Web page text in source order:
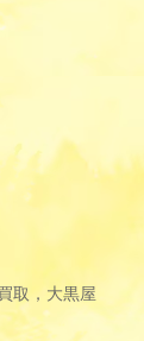
取，大黒屋